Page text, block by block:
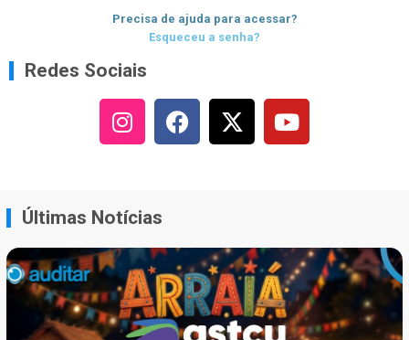
Precisa de ajuda para acessar?
Esqueceu a senha?
Redes Sociais
Últimas Notícias